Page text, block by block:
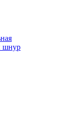
шнур